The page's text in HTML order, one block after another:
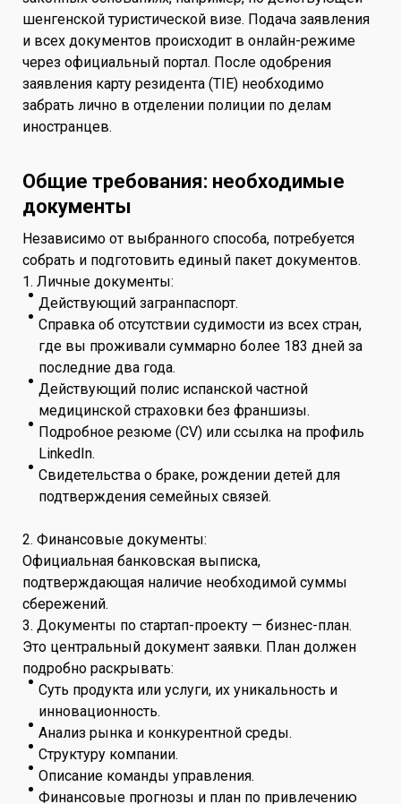
шенгенской туристической визе. Подача заявления
и всех документов происходит в онлайн-режиме
через официальный портал. После одобрения
заявления карту резидента (TIE) необходимо
забрать лично в отделении полиции по делам
иностранцев.
Общие требования: необходимые
документы
Независимо от выбранного способа, потребуется
собрать и подготовить единый пакет документов.
1. Личные документы:
Действующий загранпаспорт.
Справка об отсутствии судимости из всех стран,
где вы проживали суммарно более 183 дней за
последние два года.
Действующий полис испанской частной
медицинской страховки без франшизы.
Подробное резюме (CV) или ссылка на профиль
LinkedIn.
Свидетельства о браке, рождении детей для
подтверждения семейных связей.
2. Финансовые документы:
Официальная банковская выписка,
подтверждающая наличие необходимой суммы
сбережений.
3. Документы по стартап-проекту — бизнес-план.
Это центральный документ заявки. План должен
подробно раскрывать:
Суть продукта или услуги, их уникальность и
инновационность.
Анализ рынка и конкурентной среды.
Структуру компании.
Описание команды управления.
Финансовые прогнозы и план по привлечению